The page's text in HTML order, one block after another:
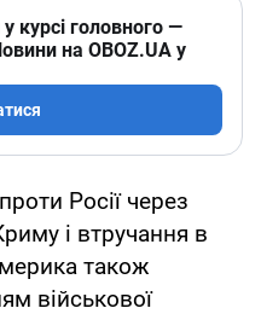
курсі головного —
на OBOZ.UA у
Росії через
і втручання в
також
військової